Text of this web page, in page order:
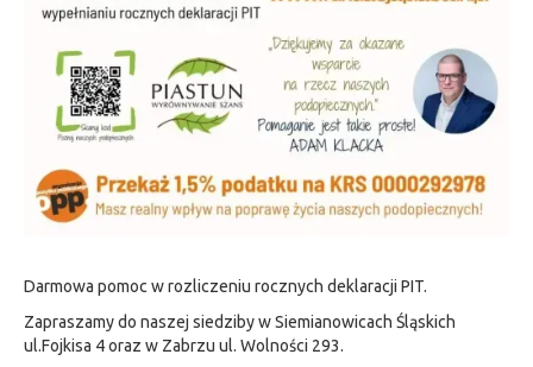
Darmowa pomoc w rozliczeniu rocznych deklaracji PIT.
Zapraszamy do naszej siedziby w Siemianowicach Śląskich
ul.Fojkisa 4 oraz w Zabrzu ul. Wolności 293.